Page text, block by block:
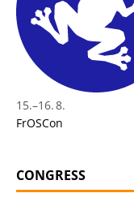
15.–16. 8.
FrOSCon
CONGRESS